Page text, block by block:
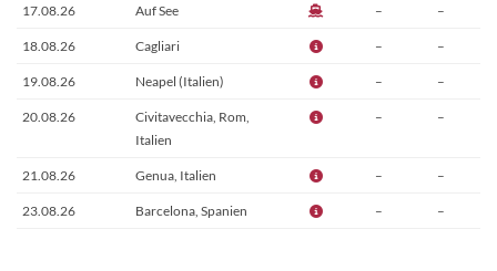
17.08.26 Auf See – –
18.08.26 Cagliari – –
19.08.26 Neapel (Italien) – –
20.08.26
Civitavecchia, Rom,
Italien
– –
21.08.26 Genua, Italien – –
23.08.26 Barcelona, Spanien – –